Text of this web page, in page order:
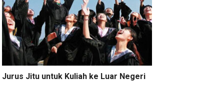
Jurus Jitu untuk Kuliah ke Luar Negeri